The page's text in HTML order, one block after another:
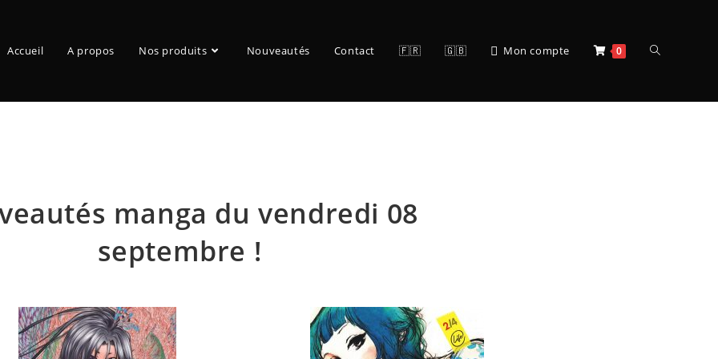
Accueil A propos Nos produits Nouveautés Contact 🇫🇷 🇬🇧 Mon compte 0
manga du vendredi 08
septembre !